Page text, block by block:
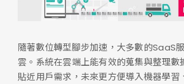
隨著數位轉型腳步加速，大多數的SaaS
雲。系統在雲端上能有效的蒐集與整理數
貼近用戶需求，未來更方便導入機器學習